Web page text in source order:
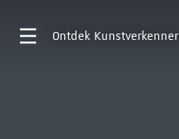
Ontdek Kunstverkenner